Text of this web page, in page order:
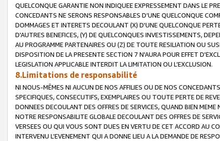
QUELCONQUE GARANTIE NON INDIQUEE EXPRESSEMENT DANS LE
CONCEDANTS NE SERONS RESPONSABLES D’UNE QUELCONQUE
DOMMAGES ET INTERETS DECOULANT (X) D'UNE QUELCONQUE
D'AUTRES BENEFICES, (Y) DE QUELCONQUES INVESTISSEMENTS,
AU PROGRAMME PARTENAIRES OU (Z) DE TOUTE RESILIATION OU
DISPOSITION DE LA PRESENTE SECTION 7 N'AURA POUR EFFET
LEGISLATION APPLICABLE INTERDIT LA LIMITATION OU L’EXCLUSION.
8.Limitations de responsabilité
NI NOUS-MÊMES NI AUCUN DE NOS AFFILIES OU DE NOS
SPECIFIQUES, CONSECUTIFS, EXEMPLAIRES OU TOUTE PERTE DE
DONNEES DECOULANT DES OFFRES DE SERVICES, QUAND BIEN
NOTRE RESPONSABILITE GLOBALE DECOULANT DES OFFRES DE
VERSEES OU QUI VOUS SONT DUES EN VERTU DE CET ACCORD AU
INTERVENU L’EVENEMENT QUI A DONNE LIEU A LA DEMANDE DE